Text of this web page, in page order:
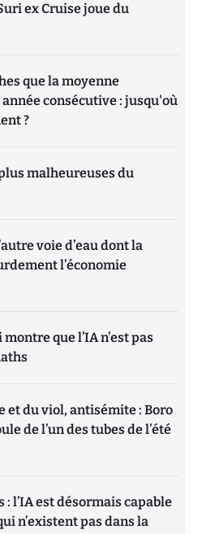
ex Cruise joue du
que la moyenne
consécutive : jusqu'où
?
malheureuses du
voie d’eau dont la
l’économie
que l’IA n’est pas
et du viol, antisémite : Boro
de l’un des tubes de l’été
l’IA est désormais capable
n’existent pas dans la